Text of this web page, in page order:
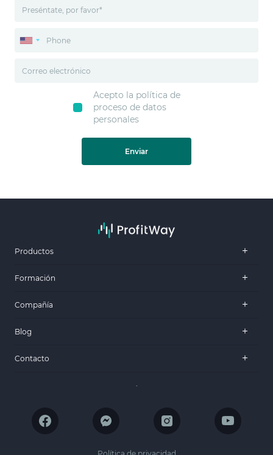
Acepto la política de
proceso de datos
personales
Enviar
Productos
Formación
Compañía
Blog
Contacto
.